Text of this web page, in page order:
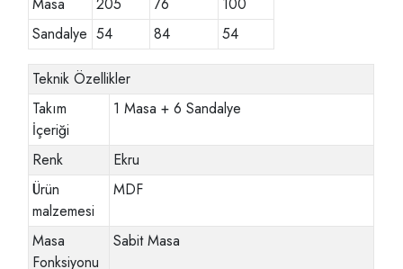
Sandalye 54 84 54
Teknik Özellikler
Takım
İçeriği
1 Masa + 6 Sandalye
Renk
Ekru
Ürün
malzemesi
MDF
Masa
Fonksiyonu
Sabit Masa